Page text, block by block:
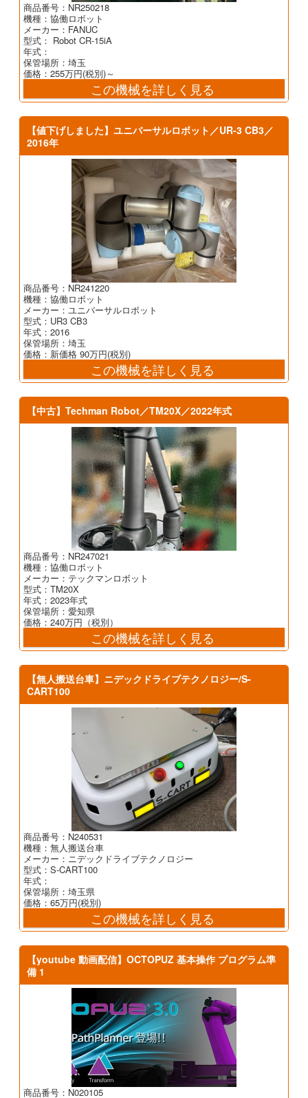
商品番号：NR250218
機種：協働ロボット
メーカー：FANUC
型式： Robot CR-15iA
年式：
保管場所：埼玉
価格：255万円(税別)～
この機械を詳しく見る
【値下げしました】ユニバーサルロボット／UR-3 CB3／
2016年
商品番号：NR241220
機種：協働ロボット
メーカー：ユニバーサルロボット
型式：UR3 CB3
年式：2016
保管場所：埼玉
価格：新価格 90万円(税別)
この機械を詳しく見る
【中古】Techman Robot／TM20X／2022年式
商品番号：NR247021
機種：協働ロボット
メーカー：テックマンロボット
型式：TM20X
年式：2023年式
保管場所：愛知県
価格：240万円（税別）
この機械を詳しく見る
【無人搬送台車】ニデックドライブテクノロジー/S-
CART100
商品番号：N240531
機種：無人搬送台車
メーカー：ニデックドライブテクノロジー
型式：S-CART100
年式：
保管場所：埼玉県
価格：65万円(税別)
この機械を詳しく見る
【youtube 動画配信】OCTOPUZ 基本操作 プログラム準
備 1
商品番号：N020105